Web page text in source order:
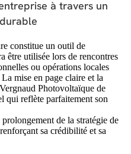
à travers un
constitue un outil de
être utilisée lors de rencontres
ou opérations locales
mise en page claire et la
Photovoltaïque de
qui reflète parfaitement son
de la stratégie de
sa crédibilité et sa